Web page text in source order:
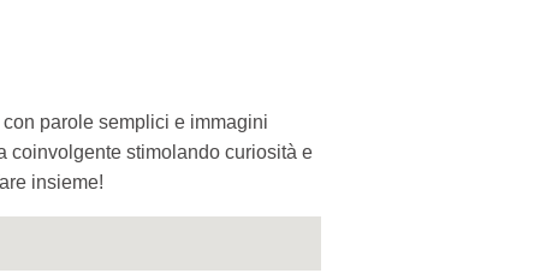
parole semplici e immagini
coinvolgente stimolando curiosità e
insieme!